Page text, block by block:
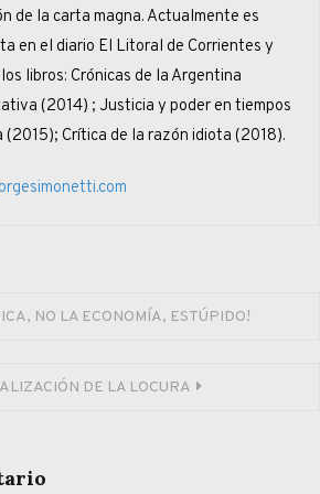
de la carta magna. Actualmente es
en el diario El Litoral de Corrientes y
libros: Crónicas de la Argentina
(2014) ; Justicia y poder en tiempos
(2015); Crítica de la razón idiota (2018).
NO LA ECONOMÍA, ESTÚPIDO!
DE LA LOCURA